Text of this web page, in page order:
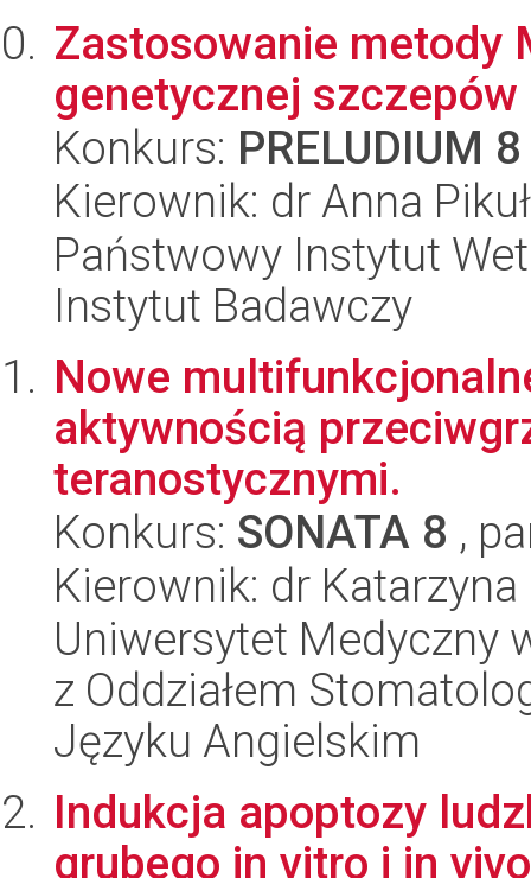
Zastosowanie metody
genetycznej
Konkurs: PRELUDIUM 8
Kierownik: dr Anna
Państwowy Instytut
Instytut Badawczy
Nowe
aktywnością
teranostycznymi.
Konkurs: SONATA 8 ,
Kierownik: dr
Uniwersytet Medyczny
z Oddziałem
Języku Angielskim
Indukcja apoptozy
grubego in vitro i in